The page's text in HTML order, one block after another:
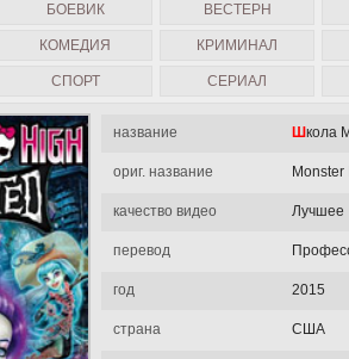
название Школа
ориг. название
качество видео Лучшее
перевод
год 2015
страна США
БОЕВИК ВЕСТЕРН
КОМЕДИЯ КРИМИНАЛ
СПОРТ СЕРИАЛ